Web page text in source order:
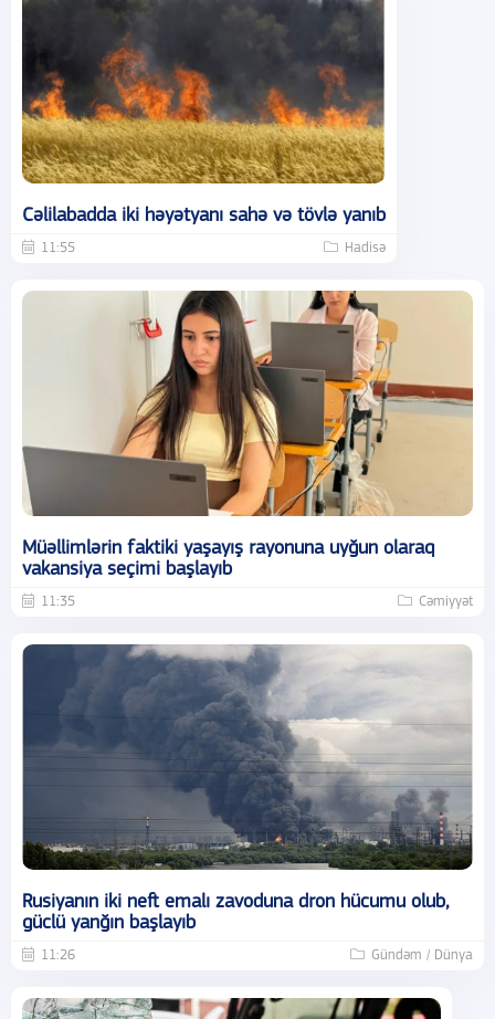
Cəlilabadda iki həyətyanı sahə və tövlə yanıb
11:55 Hadisə
Müəllimlərin faktiki yaşayış rayonuna uyğun olaraq
vakansiya seçimi başlayıb
11:35 Cəmiyyət
Rusiyanın iki neft emalı zavoduna dron hücumu olub,
güclü yanğın başlayıb
11:26 Gündəm / Dünya